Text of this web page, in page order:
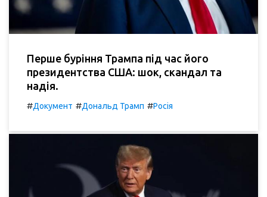
Перше буріння Трампа під час його
президентства США: шок, скандал та
надія.
#Документ #Дональд Трамп #Росія